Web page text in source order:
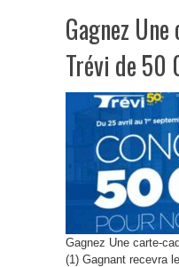
Gagnez
Trévi de 50
Gagnez Une carte-
(1) Gagnant recevra